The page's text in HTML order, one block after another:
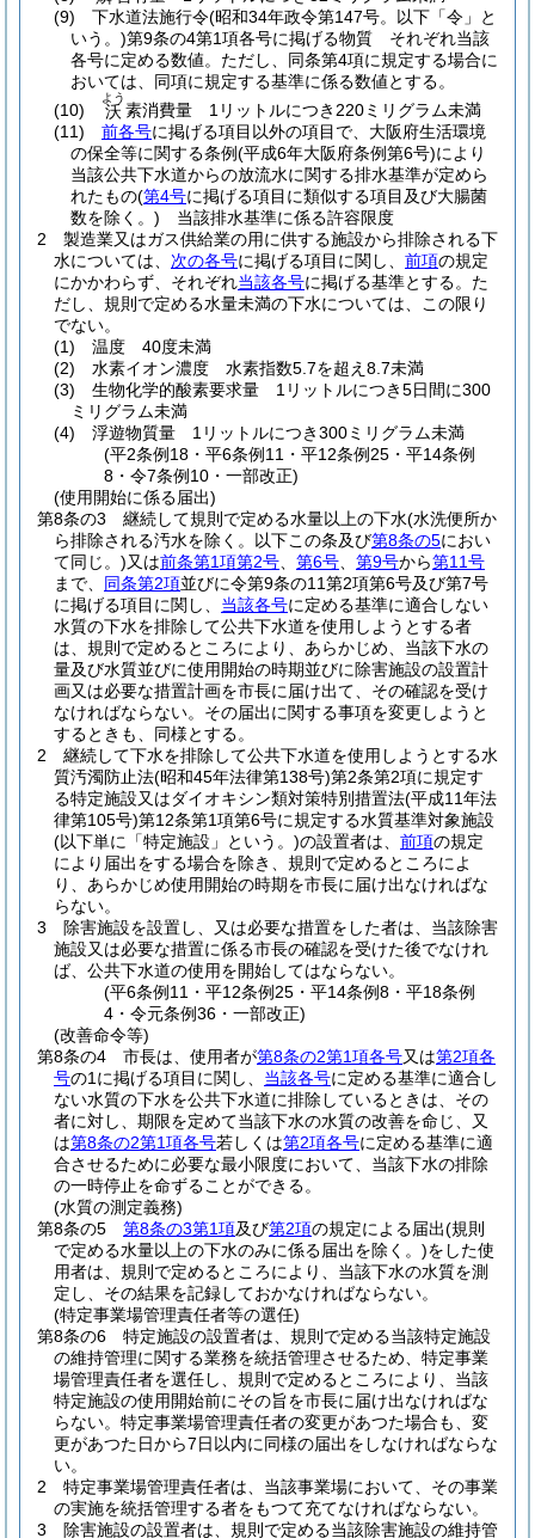
(9)
下水道法施行令(昭和34年政令第147号。以下「令」と
いう。)第9条の4第1項各号に掲げる物質 それぞれ当該
各号に定める数値。 ただし、同条第4項に規定する場合に
おいては、同項に規定する基準に係る数値とする。
(10)
沃
よう
素消費量 1リットルにつき220ミリグラム未満
(11)
前各号に掲げる項目以外の項目で、大阪府生活環境
の保全等に関する条例(平成6年大阪府条例第6号)により
当該公共下水道からの放流水に関する排水基準が定めら
れたもの(第4号に掲げる項目に類似する項目及び大腸菌
数を除く。) 当該排水基準に係る許容限度
2
製造業又はガス供給業の用に供する施設から排除される下
水については、 次の各号に掲げる項目に関し、 前項の規定
にかかわらず、それぞれ当該各号に掲げる基準とする。 た
だし、規則で定める水量未満の下水については、この限り
でない。
(1)
温度 40度未満
(2)
水素イオン濃度 水素指数5.7を超え8.7未満
(3)
生物化学的酸素要求量 1リットルにつき5日間に300
ミリグラム未満
(4)
浮遊物質量 1リットルにつき300ミリグラム未満
(平2条例18・平6条例11・平12条例25・平14条例
8・令7条例10・一部改正)
(使用開始に係る届出)
第8条の3
継続して規則で定める水量以上の下水(水洗便所か
ら排除される汚水を除く。以下この条及び第8条の5におい
て同じ。)又は前条第1項第2号 第6号 第9号から第11号
まで、 同条第2項並びに令第9条の11第2項第6号及び第7号
に掲げる項目に関し、 当該各号に定める基準に適合しない
水質の下水を排除して公共下水道を使用しようとする者
は、規則で定めるところにより、あらかじめ、当該下水の
量及び水質並びに使用開始の時期並びに除害施設の設置計
画又は必要な措置計画を市長に届け出て、その確認を受け
なければならない。 その届出に関する事項を変更しようと
するときも、同様とする。
2
継続して下水を排除して公共下水道を使用しようとする水
質汚濁防止法(昭和45年法律第138号)第2条第2項に規定す
る特定施設又はダイオキシン類対策特別措置法(平成11年法
律第105号)第12条第1項第6号に規定する水質基準対象施設
(以下単に「特定施設」という。)の設置者は、 前項の規定
により届出をする場合を除き、規則で定めるところによ
り、あらかじめ使用開始の時期を市長に届け出なければな
らない。
3
除害施設を設置し、又は必要な措置をした者は、当該除害
施設又は必要な措置に係る市長の確認を受けた後でなけれ
ば、公共下水道の使用を開始してはならない。
(平6条例11・平12条例25・平14条例8・平18条例
4・令元条例36・一部改正)
(改善命令等)
第8条の4
市長は、使用者が第8条の2第1項各号又は第2項各
号の1に掲げる項目に関し、 当該各号に定める基準に適合し
ない水質の下水を公共下水道に排除しているときは、その
者に対し、期限を定めて当該下水の水質の改善を命じ、又
は第8条の2第1項各号若しくは第2項各号に定める基準に適
合させるために必要な最小限度において、当該下水の排除
の一時停止を命ずることができる。
(水質の測定義務)
第8条の5
第8条の3第1項及び第2項の規定による届出(規則
で定める水量以上の下水のみに係る届出を除く。)をした使
用者は、規則で定めるところにより、当該下水の水質を測
定し、その結果を記録しておかなければならない。
(特定事業場管理責任者等の選任)
第8条の6
特定施設の設置者は、規則で定める当該特定施設
の維持管理に関する業務を統括管理させるため、特定事業
場管理責任者を選任し、規則で定めるところにより、当該
特定施設の使用開始前にその旨を市長に届け出なければな
らない。 特定事業場管理責任者の変更があつた場合も、変
更があつた日から7日以内に同様の届出をしなければならな
い。
2
特定事業場管理責任者は、当該事業場において、その事業
の実施を統括管理する者をもつて充てなければならない。
3
除害施設の設置者は、規則で定める当該除害施設の維持管